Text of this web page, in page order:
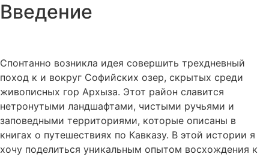
Введение
Спонтанно возникла идея совершить трехдневный
поход к и вокруг Софийских озер, скрытых среди
живописных гор Архыза. Этот район славится
нетронутыми ландшафтами, чистыми ручьями и
заповедными территориями, которые описаны в
книгах о путешествиях по Кавказу. В этой истории я
хочу поделиться уникальным опытом восхождения к